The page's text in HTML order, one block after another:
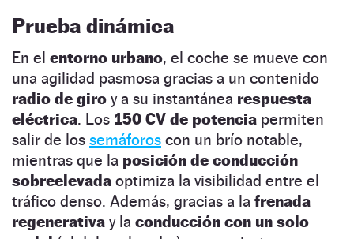
Prueba dinámica
En el entorno urbano, el coche se mueve con
una agilidad pasmosa gracias a un contenido
radio de giro y a su instantánea respuesta
eléctrica. Los 150 CV de potencia permiten
salir de los semáforos con un brío notable,
mientras que la posición de conducción
sobreelevada optimiza la visibilidad entre el
tráfico denso. Además, gracias a la frenada
regenerativa y la conducción con un solo